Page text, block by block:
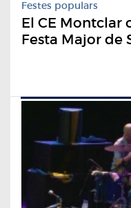
Festes populars
El CE Montclar
Festa Major de